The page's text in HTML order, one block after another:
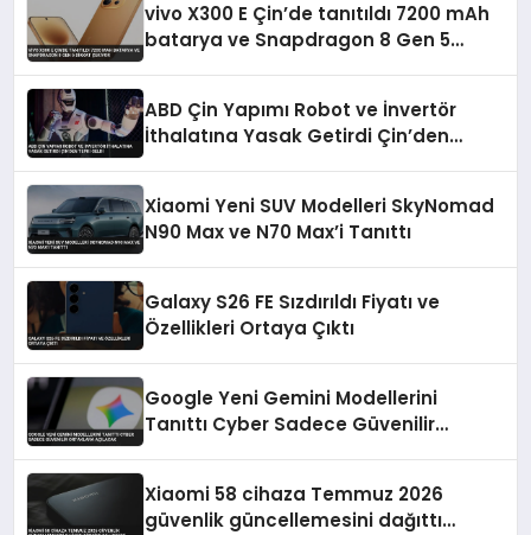
vivo X300 E Çin’de tanıtıldı 7200 mAh
batarya ve Snapdragon 8 Gen 5
ABD Çin Yapımı Robot ve İnvertör
İthalatına Yasak Getirdi Çin’den
Xiaomi Yeni SUV Modelleri SkyNomad
N90 Max ve N70 Max’i Tanıttı
Galaxy S26 FE Sızdırıldı Fiyatı ve
Özellikleri Ortaya Çıktı
Google Yeni Gemini Modellerini
Tanıttı Cyber Sadece Güvenilir
Xiaomi 58 cihaza Temmuz 2026
güvenlik güncellemesini dağıttı